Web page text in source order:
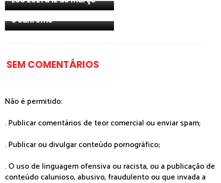
Itália: Måneskin vencem
o Sanremo
SEM COMENTÁRIOS
Não é permitido:
. Publicar comentários de teor comercial ou enviar spam;
. Publicar ou divulgar conteúdo pornográfico;
. O uso de linguagem ofensiva ou racista, ou a publicação de
conteúdo calunioso, abusivo, fraudulento ou que invada a